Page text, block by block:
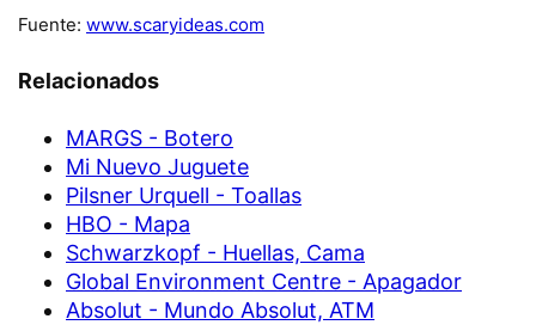
Fuente: www.scaryideas.com
Relacionados
MARGS - Botero
Mi Nuevo Juguete
Pilsner Urquell - Toallas
HBO - Mapa
Schwarzkopf - Huellas, Cama
Global Environment Centre - Apagador
Absolut - Mundo Absolut, ATM